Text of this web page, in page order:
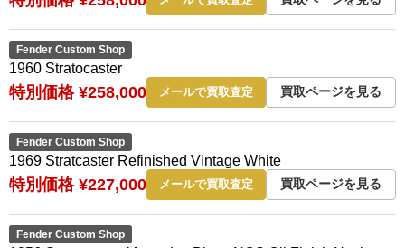
Fender Custom Shop
1960 Stratocaster
特別価格 ¥258,000 メールで買取査定 買取ページを見る
Fender Custom Shop
1969 Stratcaster Refinished Vintage White
特別価格 ¥227,000 メールで買取査定 買取ページを見る
Fender Custom Shop